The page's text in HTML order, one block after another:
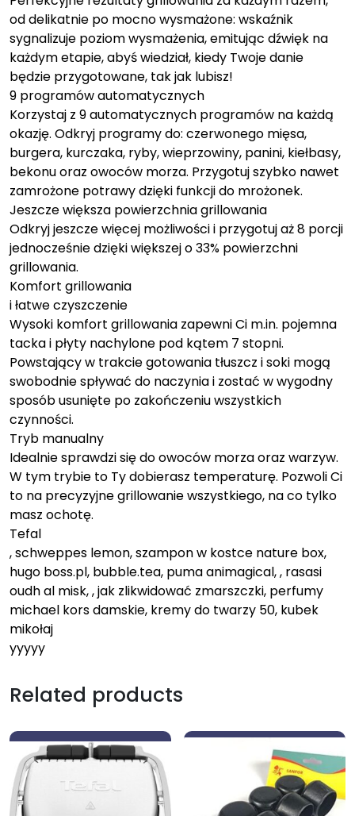
od delikatnie po mocno wysmażone: wskaźnik
sygnalizuje poziom wysmażenia, emitując dźwięk na
każdym etapie, abyś wiedział, kiedy Twoje danie
będzie przygotowane, tak jak lubisz!
9 programów automatycznych
Korzystaj z 9 automatycznych programów na każdą
okazję. Odkryj programy do: czerwonego mięsa,
burgera, kurczaka, ryby, wieprzowiny, panini, kiełbasy,
bekonu oraz owoców morza. Przygotuj szybko nawet
zamrożone potrawy dzięki funkcji do mrożonek.
Jeszcze większa powierzchnia grillowania
Odkryj jeszcze więcej możliwości i przygotuj aż 8 porcji
jednocześnie dzięki większej o 33% powierzchni
grillowania.
Komfort grillowania
i łatwe czyszczenie
Wysoki komfort grillowania zapewni Ci m.in. pojemna
tacka i płyty nachylone pod kątem 7 stopni.
Powstający w trakcie gotowania tłuszcz i soki mogą
swobodnie spływać do naczynia i zostać w wygodny
sposób usunięte po zakończeniu wszystkich
czynności.
Tryb manualny
Idealnie sprawdzi się do owoców morza oraz warzyw.
W tym trybie to Ty dobierasz temperaturę. Pozwoli Ci
to na precyzyjne grillowanie wszystkiego, na co tylko
masz ochotę.
Tefal
, schweppes lemon, szampon w kostce nature box,
hugo boss.pl, bubble.tea, puma animagical, , rasasi
oudh al misk, , jak zlikwidować zmarszczki, perfumy
michael kors damskie, kremy do twarzy 50, kubek
mikołaj
yyyyy
Related products